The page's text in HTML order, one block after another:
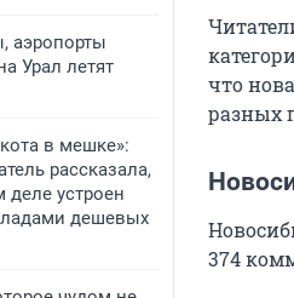
аэропорты
Урал летят
в мешке»:
рассказала,
деле устроен
дешевых
что
разных
374